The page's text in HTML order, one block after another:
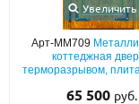
Увеличить
Арт-ММ709
коттеджная
терморазрывом,
элементами
65 500 руб.